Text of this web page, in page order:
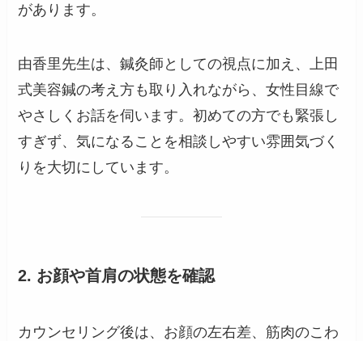
があります。
由香里先生は、鍼灸師としての視点に加え、上田
式美容鍼の考え方も取り入れながら、女性目線で
やさしくお話を伺います。初めての方でも緊張し
すぎず、気になることを相談しやすい雰囲気づく
りを大切にしています。
2. お顔や首肩の状態を確認
カウンセリング後は、お顔の左右差、筋肉のこわ